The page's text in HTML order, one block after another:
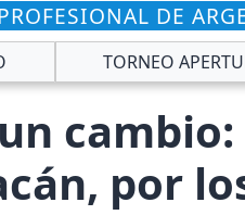
DE
TORNEO
por